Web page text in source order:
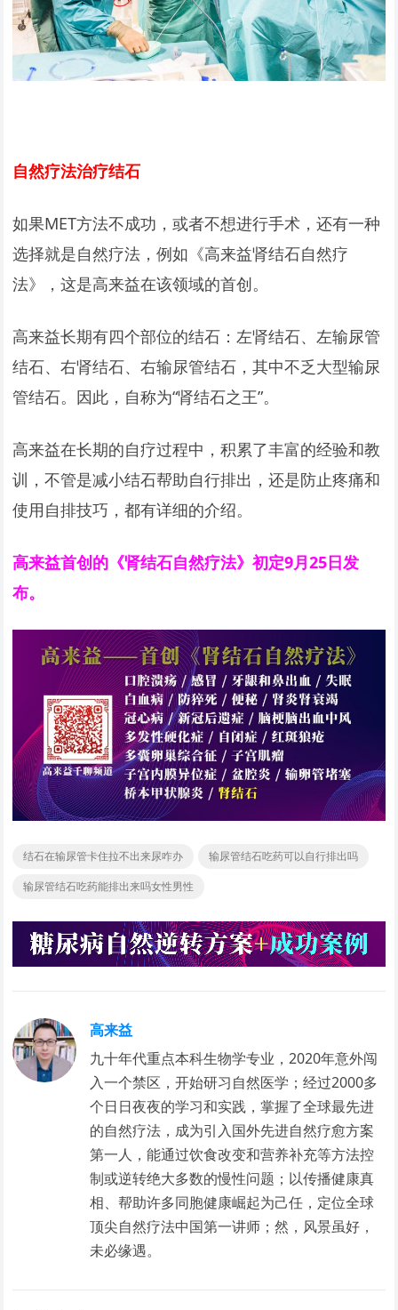
自然疗法治疗结石
如果MET方法不成功，或者不想进行手术，还有一种
选择就是自然疗法，例如《高来益肾结石自然疗
法》，这是高来益在该领域的首创。
高来益长期有四个部位的结石：左肾结石、左输尿管
结石、右肾结石、右输尿管结石，其中不乏大型输尿
管结石。因此，自称为“肾结石之王”。
高来益在长期的自疗过程中，积累了丰富的经验和教
训，不管是减小结石帮助自行排出，还是防止疼痛和
使用自排技巧，都有详细的介绍。
高来益首创的《肾结石自然疗法》初定9月25日发
布。
结石在输尿管卡住拉不出来尿咋办
输尿管结石吃药可以自行排出吗
输尿管结石吃药能排出来吗女性男性
高来益
九十年代重点本科生物学专业，2020年意外闯
入一个禁区，开始研习自然医学；经过2000多
个日日夜夜的学习和实践，掌握了全球最先进
的自然疗法，成为引入国外先进自然疗愈方案
第一人，能通过饮食改变和营养补充等方法控
制或逆转绝大多数的慢性问题；以传播健康真
相、帮助许多同胞健康崛起为己任，定位全球
顶尖自然疗法中国第一讲师；然，风景虽好，
未必缘遇。